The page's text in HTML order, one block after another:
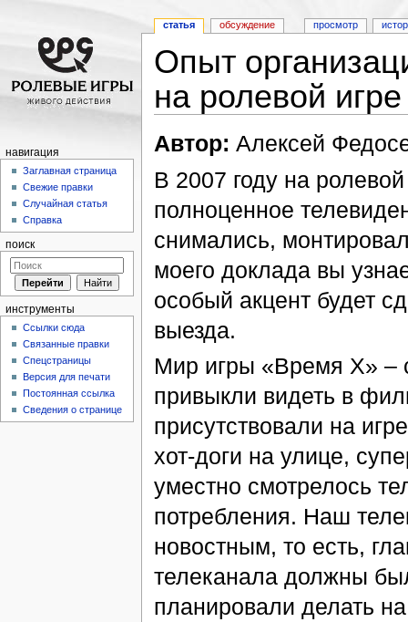
Опыт
на ролевой игре
Автор: Алексей
В 2007 году на
полноценное
снимались,
моего доклада вы
особый акцент будет
выезда.
Мир игры «Время Х» –
привыкли видеть в
присутствовали на
хот-доги на улице,
уместно смотрелось
потребления. Наш
новостным, то есть,
телеканала должны
планировали делать
статья обсуждение просмотр
навигация
Заглавная страница
Свежие правки
Случайная статья
Справка
поиск
инструменты
Ссылки сюда
Связанные правки
Спецстраницы
Версия для печати
Постоянная ссылка
Сведения о странице